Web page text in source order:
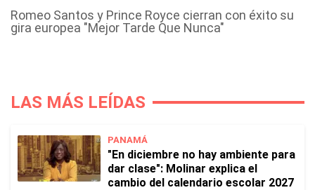
Romeo Santos y Prince Royce cierran con éxito su
gira europea "Mejor Tarde Que Nunca"
LAS MÁS LEÍDAS
PANAMÁ
"En diciembre no hay ambiente para
dar clase": Molinar explica el
cambio del calendario escolar 2027